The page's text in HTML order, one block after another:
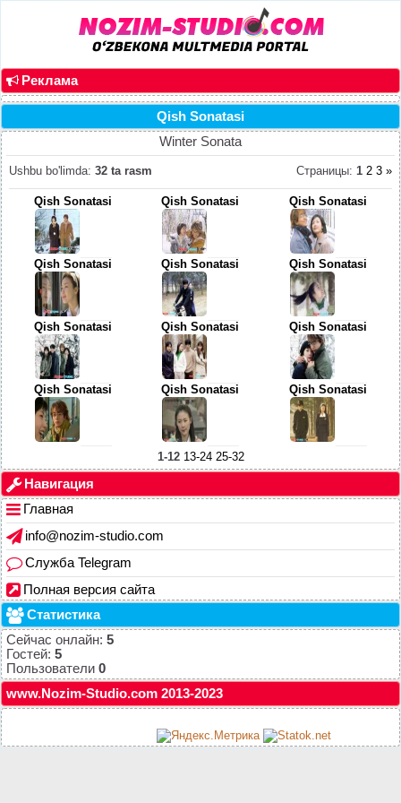
Реклама
Qish Sonatasi
Winter Sonata
Ushbu bo'limda: 32 ta rasm Страницы: 1 2 3 »
Qish Sonatasi Qish Sonatasi Qish Sonatasi
Qish Sonatasi Qish Sonatasi Qish Sonatasi
Qish Sonatasi Qish Sonatasi Qish Sonatasi
Qish Sonatasi Qish Sonatasi Qish Sonatasi
1-12 13-24 25-32
Навигация
Главная
info@nozim-studio.com
Служба Telegram
Полная версия сайта
Статистика
Сейчас онлайн: 5
Гостей: 5
Пользователи 0
www.Nozim-Studio.com 2013-2023